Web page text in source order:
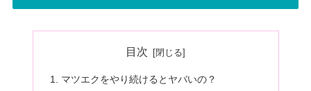
目次
マツエクをやり続けるとヤバいの？